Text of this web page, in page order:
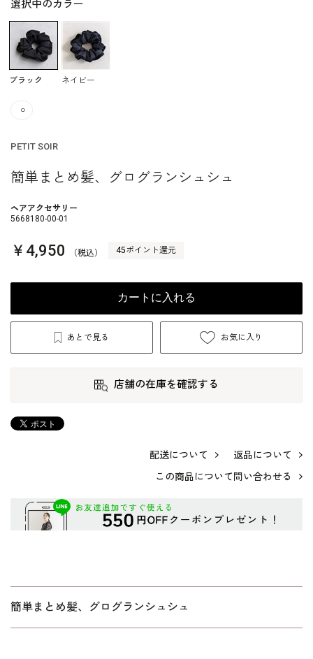
選択中のカラー
ブラック ネイビー
○
PETIT SOIR
簡単まとめ髪、グログランシュシュ
ヘアアクセサリー
5668180-00-01
￥4,950 （税込） 45ポイント還元
カートに入れる
あとで見る お気に入り
店舗の在庫を確認する
配送について
返品について
この商品について問い合わせる
簡単まとめ髪、グログランシュシュ